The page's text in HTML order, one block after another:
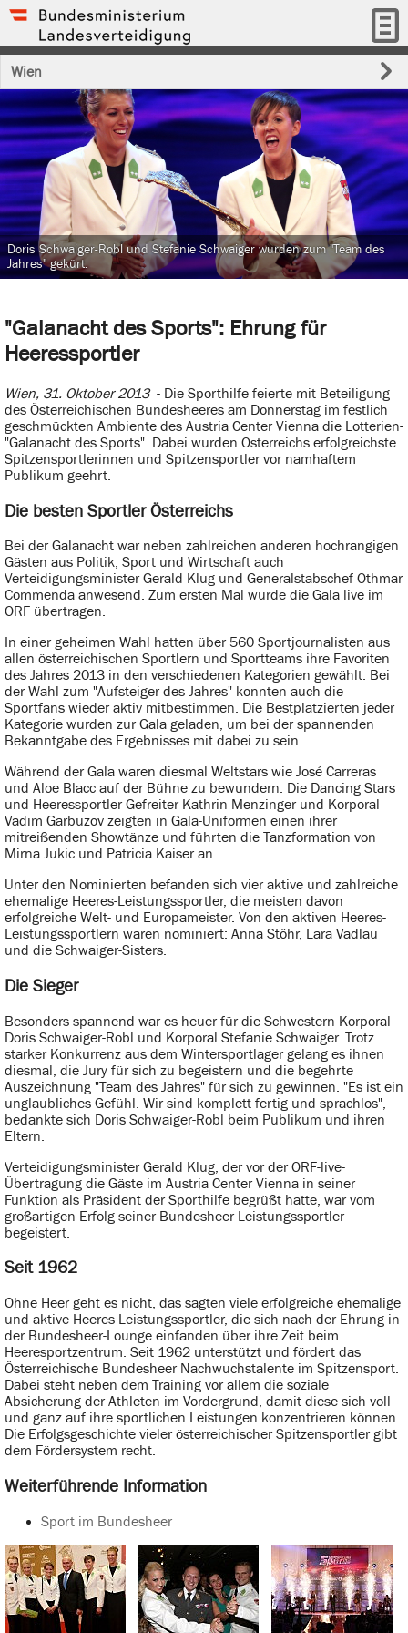
Wien
"Galanacht des Sports": Ehrung für
Heeressportler
Wien, 31. Oktober 2013 - Die Sporthilfe feierte mit Beteiligung
des Österreichischen Bundesheeres am Donnerstag im festlich
geschmückten Ambiente des Austria Center Vienna die Lotterien-
"Galanacht des Sports". Dabei wurden Österreichs erfolgreichste
Spitzensportlerinnen und Spitzensportler vor namhaftem
Publikum geehrt.
Die besten Sportler Österreichs
Bei der Galanacht war neben zahlreichen anderen hochrangigen
Gästen aus Politik, Sport und Wirtschaft auch
Verteidigungsminister Gerald Klug und Generalstabschef Othmar
Commenda anwesend. Zum ersten Mal wurde die Gala live im
ORF übertragen.
In einer geheimen Wahl hatten über 560 Sportjournalisten aus
allen österreichischen Sportlern und Sportteams ihre Favoriten
des Jahres 2013 in den verschiedenen Kategorien gewählt. Bei
der Wahl zum "Aufsteiger des Jahres" konnten auch die
Sportfans wieder aktiv mitbestimmen. Die Bestplatzierten jeder
Kategorie wurden zur Gala geladen, um bei der spannenden
Bekanntgabe des Ergebnisses mit dabei zu sein.
Während der Gala waren diesmal Weltstars wie José Carreras
und Aloe Blacc auf der Bühne zu bewundern. Die Dancing Stars
und Heeressportler Gefreiter Kathrin Menzinger und Korporal
Vadim Garbuzov zeigten in Gala-Uniformen einen ihrer
mitreißenden Showtänze und führten die Tanzformation von
Mirna Jukic und Patricia Kaiser an.
Unter den Nominierten befanden sich vier aktive und zahlreiche
ehemalige Heeres-Leistungssportler, die meisten davon
erfolgreiche Welt- und Europameister. Von den aktiven Heeres-
Leistungssportlern waren nominiert: Anna Stöhr, Lara Vadlau
und die Schwaiger-Sisters.
Die Sieger
Besonders spannend war es heuer für die Schwestern Korporal
Doris Schwaiger-Robl und Korporal Stefanie Schwaiger. Trotz
starker Konkurrenz aus dem Wintersportlager gelang es ihnen
diesmal, die Jury für sich zu begeistern und die begehrte
Auszeichnung "Team des Jahres" für sich zu gewinnen. "Es ist ein
unglaubliches Gefühl. Wir sind komplett fertig und sprachlos",
bedankte sich Doris Schwaiger-Robl beim Publikum und ihren
Eltern.
Verteidigungsminister Gerald Klug, der vor der ORF-live-
Übertragung die Gäste im Austria Center Vienna in seiner
Funktion als Präsident der Sporthilfe begrüßt hatte, war vom
großartigen Erfolg seiner Bundesheer-Leistungssportler
begeistert.
Seit 1962
Ohne Heer geht es nicht, das sagten viele erfolgreiche ehemalige
und aktive Heeres-Leistungssportler, die sich nach der Ehrung in
der Bundesheer-Lounge einfanden über ihre Zeit beim
Heeresportzentrum. Seit 1962 unterstützt und fördert das
Österreichische Bundesheer Nachwuchstalente im Spitzensport.
Dabei steht neben dem Training vor allem die soziale
Absicherung der Athleten im Vordergrund, damit diese sich voll
und ganz auf ihre sportlichen Leistungen konzentrieren können.
Die Erfolgsgeschichte vieler österreichischer Spitzensportler gibt
dem Fördersystem recht.
Weiterführende Information
Sport im Bundesheer
Doris Schwaiger-Robl und Stefanie Schwaiger wurden zum "Team des
Jahres" gekürt.